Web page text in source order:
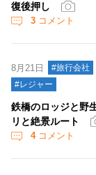
復後押し
3 コメント
8月21日 #旅行会社
#レジャー
鉄橋のロッジと野
リと絶景ルート
4コメント